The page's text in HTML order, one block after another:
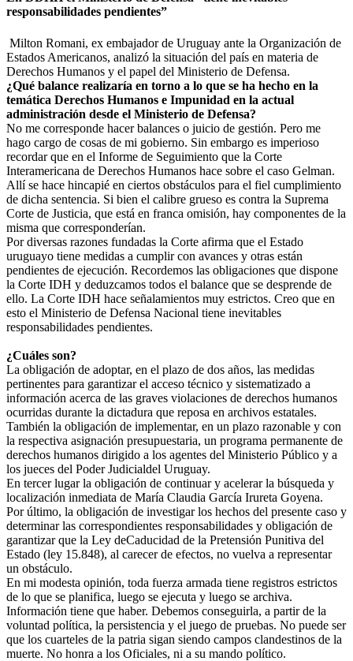
responsabilidades pendientes”
Milton Romani, ex embajador de Uruguay ante la Organización de
Estados Americanos, analizó la situación del país en materia de
Derechos Humanos y el papel del Ministerio de Defensa.
¿Qué balance realizaría en torno a lo que se ha hecho en la
temática Derechos Humanos e Impunidad en la actual
administración desde el Ministerio de Defensa?
No me corresponde hacer balances o juicio de gestión. Pero me
hago cargo de cosas de mi gobierno. Sin embargo es imperioso
recordar que en el Informe de Seguimiento que la Corte
Interamericana de Derechos Humanos hace sobre el caso Gelman.
Allí se hace hincapié en ciertos obstáculos para el fiel cumplimiento
de dicha sentencia. Si bien el calibre grueso es contra la Suprema
Corte de Justicia, que está en franca omisión, hay componentes de la
misma que corresponderían.
Por diversas razones fundadas la Corte afirma que el Estado
uruguayo tiene medidas a cumplir con avances y otras están
pendientes de ejecución. Recordemos las obligaciones que dispone
la Corte IDH y deduzcamos todos el balance que se desprende de
ello. La Corte IDH hace señalamientos muy estrictos. Creo que en
esto el Ministerio de Defensa Nacional tiene inevitables
responsabilidades pendientes.
¿Cuáles son?
La obligación de adoptar, en el plazo de dos años, las medidas
pertinentes para garantizar el acceso técnico y sistematizado a
información acerca de las graves violaciones de derechos humanos
ocurridas durante la dictadura que reposa en archivos estatales.
También la obligación de implementar, en un plazo razonable y con
la respectiva asignación presupuestaria, un programa permanente de
derechos humanos dirigido a los agentes del Ministerio Público y a
los jueces del Poder Judicialdel Uruguay.
En tercer lugar la obligación de continuar y acelerar la búsqueda y
localización inmediata de María Claudia García Irureta Goyena.
Por último, la obligación de investigar los hechos del presente caso y
determinar las correspondientes responsabilidades y obligación de
garantizar que la Ley deCaducidad de la Pretensión Punitiva del
Estado (ley 15.848), al carecer de efectos, no vuelva a representar
un obstáculo.
En mi modesta opinión, toda fuerza armada tiene registros estrictos
de lo que se planifica, luego se ejecuta y luego se archiva.
Información tiene que haber. Debemos conseguirla, a partir de la
voluntad política, la persistencia y el juego de pruebas. No puede ser
que los cuarteles de la patria sigan siendo campos clandestinos de la
muerte. No honra a los Oficiales, ni a su mando político.